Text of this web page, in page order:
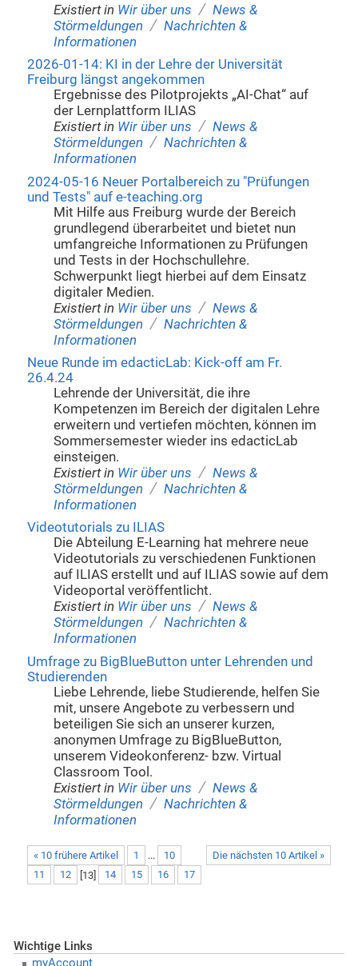
Existiert in Wir über uns / News &
Störmeldungen / Nachrichten &
Informationen
2026-01-14: KI in der Lehre der Universität
Freiburg längst angekommen
Ergebnisse des Pilotprojekts „AI-Chat“ auf
der Lernplattform ILIAS
Existiert in Wir über uns / News &
Störmeldungen / Nachrichten &
Informationen
2024-05-16 Neuer Portalbereich zu "Prüfungen
und Tests" auf e-teaching.org
Mit Hilfe aus Freiburg wurde der Bereich
grundlegend überarbeitet und bietet nun
umfangreiche Informationen zu Prüfungen
und Tests in der Hochschullehre.
Schwerpunkt liegt hierbei auf dem Einsatz
digitaler Medien.
Existiert in Wir über uns / News &
Störmeldungen / Nachrichten &
Informationen
Neue Runde im edacticLab: Kick-off am Fr.
26.4.24
Lehrende der Universität, die ihre
Kompetenzen im Bereich der digitalen Lehre
erweitern und vertiefen möchten, können im
Sommersemester wieder ins edacticLab
einsteigen.
Existiert in Wir über uns / News &
Störmeldungen / Nachrichten &
Informationen
Videotutorials zu ILIAS
Die Abteilung E-Learning hat mehrere neue
Videotutorials zu verschiedenen Funktionen
auf ILIAS erstellt und auf ILIAS sowie auf dem
Videoportal veröffentlicht.
Existiert in Wir über uns / News &
Störmeldungen / Nachrichten &
Informationen
Umfrage zu BigBlueButton unter Lehrenden und
Studierenden
Liebe Lehrende, liebe Studierende, helfen Sie
mit, unsere Angebote zu verbessern und
beteiligen Sie sich an unserer kurzen,
anonymen Umfrage zu BigBlueButton,
unserem Videokonferenz- bzw. Virtual
Classroom Tool.
Existiert in Wir über uns / News &
Störmeldungen / Nachrichten &
Informationen
« 10 frühere Artikel Die nächsten 10 Artikel »
1 ...
10
11
12 [13] 14 15 16 17
Wichtige Links
myAccount